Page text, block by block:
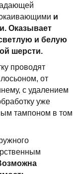
и
Оказывает
и белую
шерсти.
проводят
от
с удалением
уже
тампоном в том